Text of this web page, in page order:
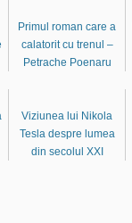
Primul roman care a
calatorit cu trenul –
Petrache Poenaru
Viziunea lui Nikola
Tesla despre lumea
din secolul XXI